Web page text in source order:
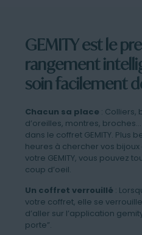
GEMITY est le
rangement
soin facilement
Chacun sa place : Colliers,
d’oreilles, montres,
dans le coffret GEMITY. Plus
heures à chercher vos
votre GEMITY, vous pouvez
coup d’oeil.
Un coffret verrouillé :
votre coffret, elle se
d’aller sur l’application
porte”.